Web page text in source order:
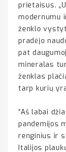
prietaisus.
modernumu
ženklo
pradėjo
pat
mineralas
ženklas
tarp kurių
“Aš labai
pandemijos
renginius ir
Italijos